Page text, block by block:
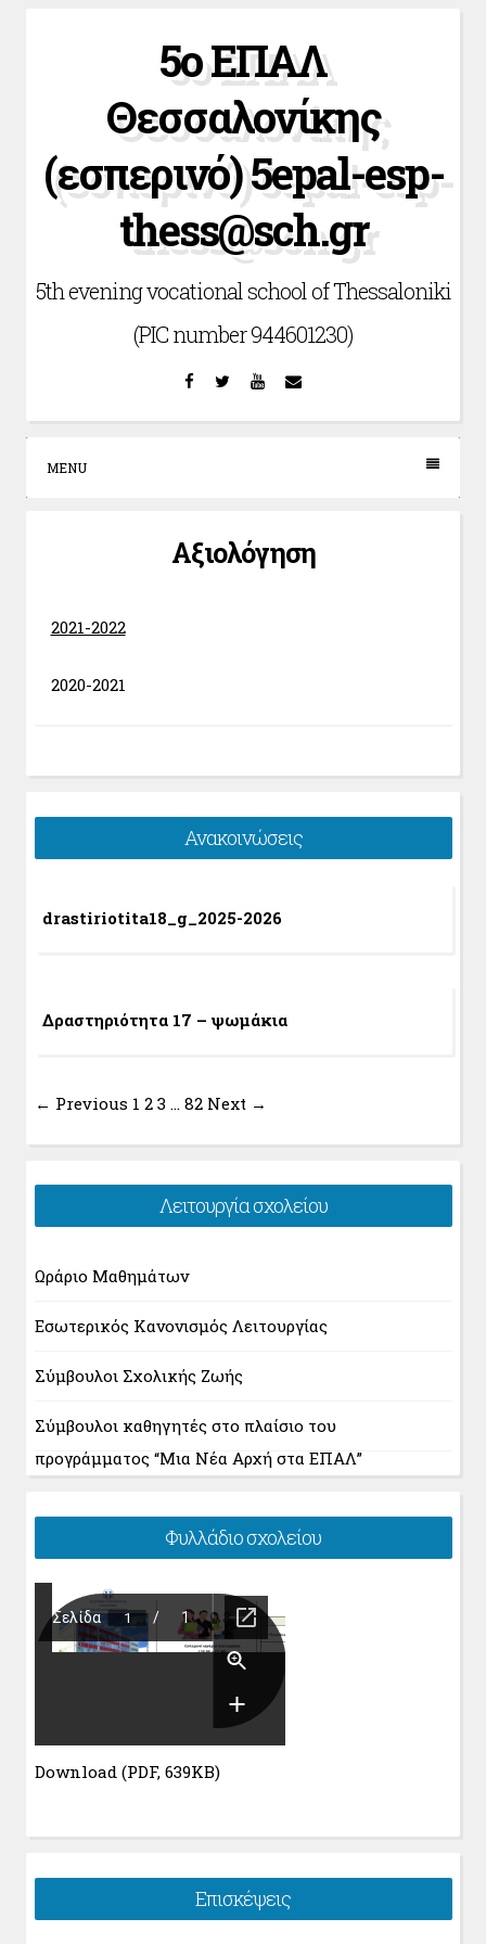
5ο ΕΠΑΛ
Θεσσαλονίκης
(εσπερινό) 5epal-esp-
thess@sch.gr
5th evening vocational school of Thessaloniki
(PIC number 944601230)
Facebook
Twitter YouTube
MENU
Αξιολόγηση
2021-2022
2020-2021
Ανακοινώσεις
drastiriotita18_g_2025-2026
Δραστηριότητα 17 – ψωμάκια
← Previous 1 2 3 … 82 Next →
Λειτουργία σχολείου
Ωράριο Μαθημάτων
Εσωτερικός Κανονισμός Λειτουργίας
Σύμβουλοι Σχολικής Ζωής
Σύμβουλοι καθηγητές στο πλαίσιο του
προγράμματος “Μια Νέα Αρχή στα ΕΠΑΛ”
Φυλλάδιο σχολείου
Download (PDF, 639KB)
Επισκέψεις